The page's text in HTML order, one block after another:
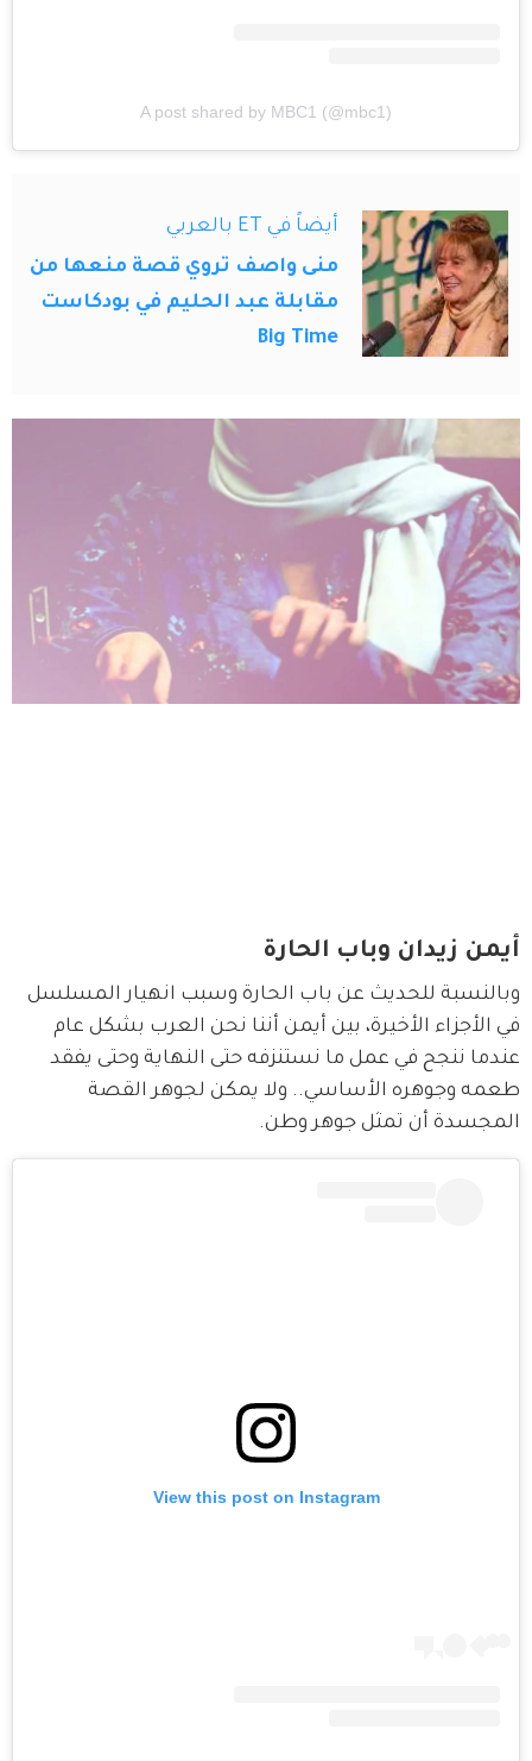
A post shared by MBC1 (@mbc1)
أيضاً في ET بالعربي
منى واصف تروي قصة منعها من
مقابلة عبد الحليم في بودكاست
Big Time
أيمن زيدان وباب الحارة
وبالنسبة للحديث عن باب الحارة وسبب انهيار المسلسل
في الأجزاء الأخيرة، بين أيمن أننا نحن العرب بشكل عام
عندما ننجح في عمل ما نستنزفه حتى النهاية وحتى يفقد
طعمه وجوهره الأساسي.. ولا يمكن لجوهر القصة
المجسدة أن تمثل جوهر وطن.
View this post on Instagram